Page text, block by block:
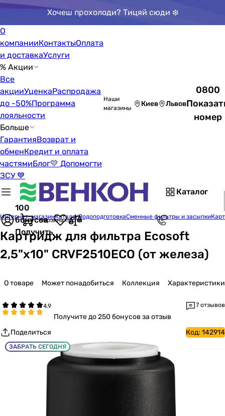
Хочеш прохолоди? Тицяй сюди ❄️
О
компанииКонтактыОплата
и доставкаУслуги
% Акции
Все
акцииУценкаРаспродажа
до -50%Программа
лояльности
Больше
ГарантияВозврат и
обменКредит и оплата
частямиБлог💛 Допомогти
ЗСУ 💙
Наши
магазины
Киев Львов
0800
номер
Каталог
100
бонусов
Получить
Корзина пуста
Интернет-магазинКаталогВодоподготовкаСменные фильтры и засыпки
Картридж для фильтра Ecosoft
2,5"х10" CRVF2510ECO (от железа)
О товаре Может понадобиться Коллекция Характеристики
7 отзывов
Получитедо 250 бонусов за отзыв
Поделиться
Код: 142914
ЗАБРАТЬ СЕГОДНЯ